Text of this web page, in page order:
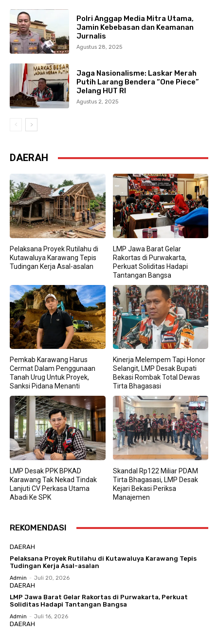
Polri Anggap Media Mitra Utama,
Jamin Kebebasan dan Keamanan
Jurnalis
Agustus 28, 2025
Jaga Nasionalisme: Laskar Merah
Putih Larang Bendera “One Piece”
Jelang HUT RI
Agustus 2, 2025
DAERAH
Pelaksana Proyek Rutilahu di
Kutawaluya Karawang Tepis
Tudingan Kerja Asal-asalan
LMP Jawa Barat Gelar
Rakortas di Purwakarta,
Perkuat Soliditas Hadapi
Tantangan Bangsa
Pemkab Karawang Harus
Cermat Dalam Penggunaan
Tanah Urug Untuk Proyek,
Sanksi Pidana Menanti
Kinerja Melempem Tapi Honor
Selangit, LMP Desak Bupati
Bekasi Rombak Total Dewas
Tirta Bhagasasi
LMP Desak PPK BPKAD
Karawang Tak Nekad Tindak
Lanjuti CV Perkasa Utama
Abadi Ke SPK
Skandal Rp122 Miliar PDAM
Tirta Bhagasasi, LMP Desak
Kejari Bekasi Periksa
Manajemen
REKOMENDASI
DAERAH
Pelaksana Proyek Rutilahu di Kutawaluya Karawang Tepis
Tudingan Kerja Asal-asalan
Admin - Juli 20, 2026
DAERAH
LMP Jawa Barat Gelar Rakortas di Purwakarta, Perkuat
Soliditas Hadapi Tantangan Bangsa
Admin - Juli 16, 2026
DAERAH